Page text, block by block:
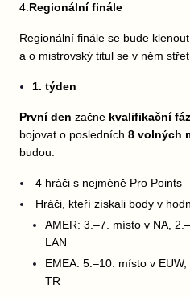
4. Regionální finále
Regionální finále se bude
a o mistrovský titul se v něm
1. týden
První den začne kvalifikační
bojovat o posledních 8 volných
budou:
4 hráči s nejméně Pro Points
Hráči, kteří získali body v
AMER: 3.–7. místo v NA,
LAN
EMEA: 5.–10. místo v
TR